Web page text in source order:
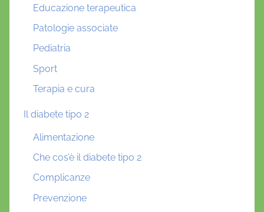
Educazione terapeutica
Patologie associate
Pediatria
Sport
Terapia e cura
Il diabete tipo 2
Alimentazione
Che cos’è il diabete tipo 2
Complicanze
Prevenzione